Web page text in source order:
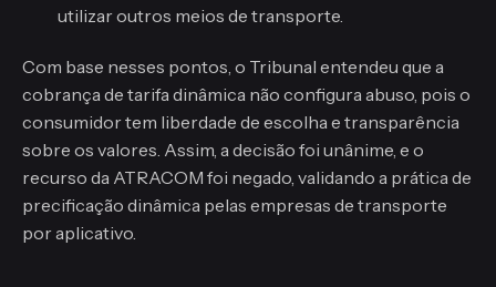
utilizar outros meios de transporte.
Com base nesses pontos, o Tribunal entendeu que a
cobrança de tarifa dinâmica não configura abuso, pois o
consumidor tem liberdade de escolha e transparência
sobre os valores. Assim, a decisão foi unânime, e o
recurso da ATRACOM foi negado, validando a prática de
precificação dinâmica pelas empresas de transporte
por aplicativo.